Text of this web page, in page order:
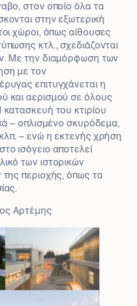
στον οποίο όλα τα
στην εξωτερική
χώροι, όπως αίθουσες
κτλ., σχεδιάζονται
Με την διαμόρφωση των
με τον
επιτυγχάνεται η
και αερισμού σε όλους
του κτιρίου
– οπλισμένο σκυρόδεμα,
– ενώ η εκτενής χρήση
ισόγειο αποτελεί
των ιστορικών
της περιοχής, όπως τα
Αρτέμης